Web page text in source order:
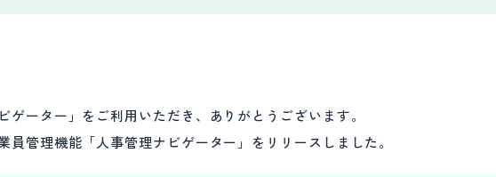
ゲーター」をご利用いただき、ありがとうございます。
員管理機能「人事管理ナビゲーター」をリリースしました。